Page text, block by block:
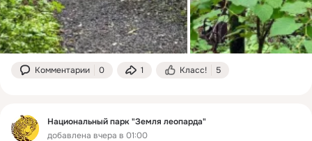
Комментарии 0 1 Класс! 5
Национальный парк "Земля леопарда"
добавлена вчера в 01:00